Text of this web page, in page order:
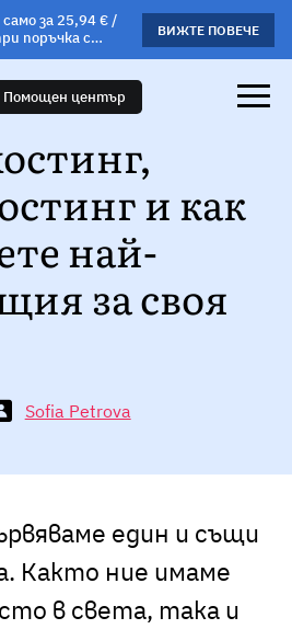
за 25,94 € /
поръчка с
ВИЖТЕ ПОВЕЧЕ
с избрани
ВИЖΤΕ ПОВЕЧЕ
Помощен център
и как
най-
за своя
Sofia Petrova
един и същи
Както ние имаме
в света, така и